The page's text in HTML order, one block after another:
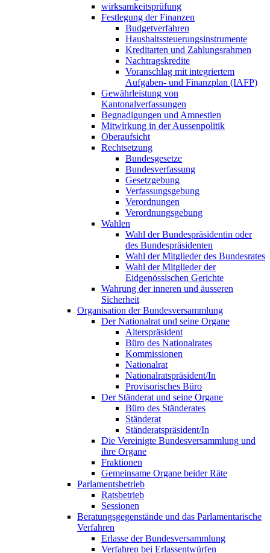
wirksamkeitsprüfung
Festlegung der Finanzen
Budgetverfahren
Haushaltssteuerungsinstrumente
Kreditarten und Zahlungsrahmen
Nachtragskredite
Voranschlag mit integriertem
Aufgaben- und Finanzplan (IAFP)
Gewährleistung von
Kantonalverfassungen
Begnadigungen und Amnestien
Mitwirkung in der Aussenpolitik
Oberaufsicht
Rechtsetzung
Bundesgesetze
Bundesverfassung
Gesetzgebung
Verfassungsgebung
Verordnungen
Verordnungsgebung
Wahlen
Wahl der Bundespräsidentin oder
des Bundespräsidenten
Wahl der Mitglieder des Bundesrates
Wahl der Mitglieder der
Eidgenössischen Gerichte
Wahrung der inneren und äusseren
Sicherheit
Organisation der Bundesversammlung
Der Nationalrat und seine Organe
Alterspräsident
Büro des Nationalrates
Kommissionen
Nationalrat
Nationalratspräsident/In
Provisorisches Büro
Der Ständerat und seine Organe
Büro des Ständerates
Ständerat
Ständeratspräsident/In
Die Vereinigte Bundesversammlung und
ihre Organe
Fraktionen
Gemeinsame Organe beider Räte
Parlamentsbetrieb
Ratsbetrieb
Sessionen
Beratungsgegenstände und das Parlamentarische
Verfahren
Erlasse der Bundesversammlung
Verfahren bei Erlassentwürfen